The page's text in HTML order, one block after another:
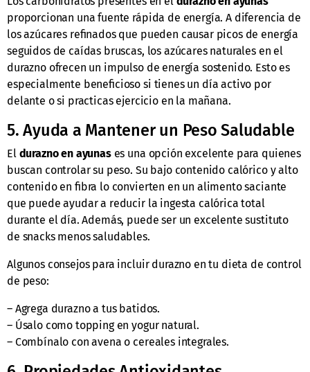
proporcionan una fuente rápida de energía. A diferencia de
los azúcares refinados que pueden causar picos de energía
seguidos de caídas bruscas, los azúcares naturales en el
durazno ofrecen un impulso de energía sostenido. Esto es
especialmente beneficioso si tienes un día activo por
delante o si practicas ejercicio en la mañana.
5. Ayuda a Mantener un Peso Saludable
El durazno en ayunases una opción excelente para quienes
buscan controlar su peso. Su bajo contenido calórico y alto
contenido en fibra lo convierten en un alimento saciante
que puede ayudar a reducir la ingesta calórica total
durante el día. Además, puede ser un excelente sustituto
de snacks menos saludables.
Algunos consejos para incluir durazno en tu dieta de control
de peso:
– Agrega durazno a tus batidos.
– Úsalo como topping en yogur natural.
– Combínalo con avena o cereales integrales.